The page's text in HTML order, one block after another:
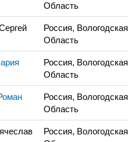
Область
Россия, Вологодская
Область
Россия, Вологодская
Область
Россия, Вологодская
Область
Россия, Вологодская